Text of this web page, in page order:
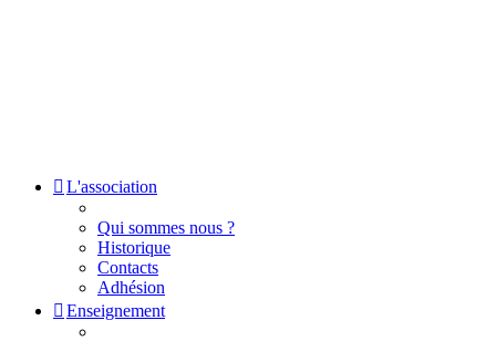
L'association
Qui sommes nous ?
Historique
Contacts
Adhésion
Enseignement